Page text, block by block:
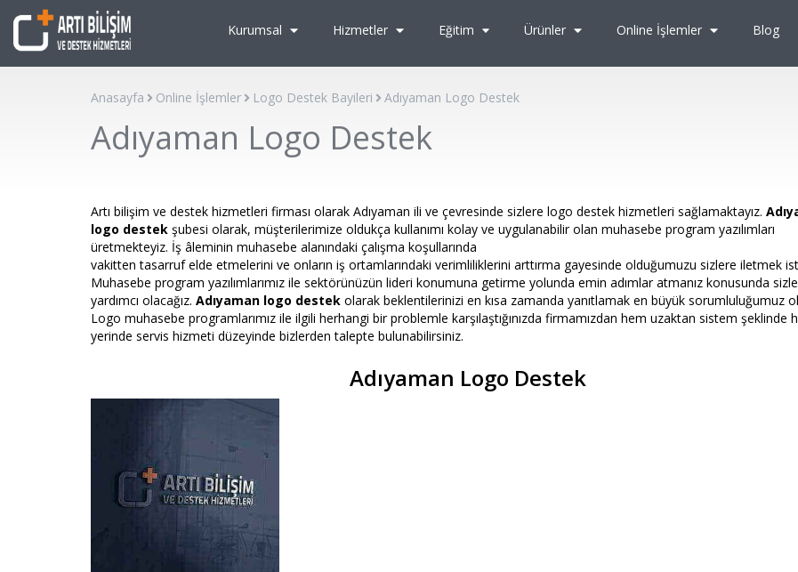
Kurumsal Hizmetler Eğitim Ürünler Online İşlemler Blog
Anasayfa Online İşlemler Logo Destek Bayileri Adıyaman Logo Destek
Adıyaman Logo Destek
Artı bilişim ve destek hizmetleri firması olarak Adıyaman ili ve çevresinde sizlere logo destek hizmetleri sağlamaktayız.
logo destek şubesi olarak, müşterilerimize oldukça kullanımı kolay ve uygulanabilir olan muhasebe program yazılımları
üretmekteyiz. İş âleminin muhasebe alanındaki çalışma koşullarında
vakitten tasarruf elde etmelerini ve onların iş ortamlarındaki verimliliklerini arttırma gayesinde olduğumuzu sizlere iletmek
Muhasebe program yazılımlarımız ile sektörünüzün lideri konumuna getirme yolunda emin adımlar atmanız konusunda
yardımcı olacağız. Adıyaman logo destek olarak beklentilerinizi en kısa zamanda yanıtlamak en büyük sorumluluğumuz
Logo muhasebe programlarımız ile ilgili herhangi bir problemle karşılaştığınızda firmamızdan hem uzaktan sistem şeklinde
yerinde servis hizmeti düzeyinde bizlerden talepte bulunabilirsiniz.
Adıyaman Logo Destek